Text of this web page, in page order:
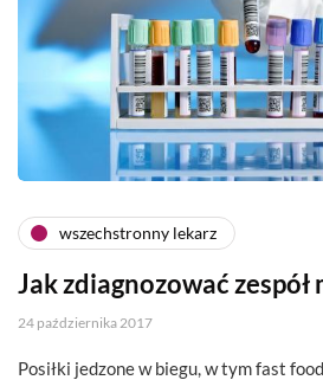
wszechstronny lekarz
Jak zdiagnozować
24 października 2017
Posiłki jedzone w biegu, w tym fast